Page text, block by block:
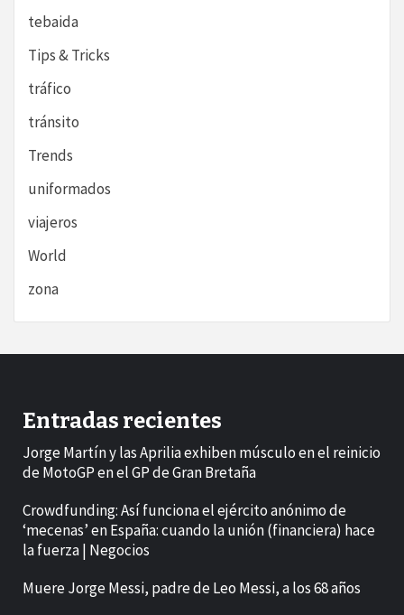
tebaida
Tips & Tricks
tráfico
tránsito
Trends
uniformados
viajeros
World
zona
Entradas recientes
Jorge Martín y las Aprilia exhiben músculo en el reinicio
de MotoGP en el GP de Gran Bretaña
Crowdfunding: Así funciona el ejército anónimo de
‘mecenas’ en España: cuando la unión (financiera) hace
la fuerza | Negocios
Muere Jorge Messi, padre de Leo Messi, a los 68 años